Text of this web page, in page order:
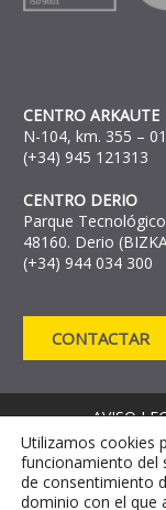
CENTRO ARKAUTE
N-104, km. 355 –
(+34) 945 121313
CENTRO DERIO
Parque
48160. Derio
(+34) 944 034 300
CONTACTAR
AVISO
CANAL
Utilizamos cookies
funcionamiento del
de consentimiento
dominio con el que